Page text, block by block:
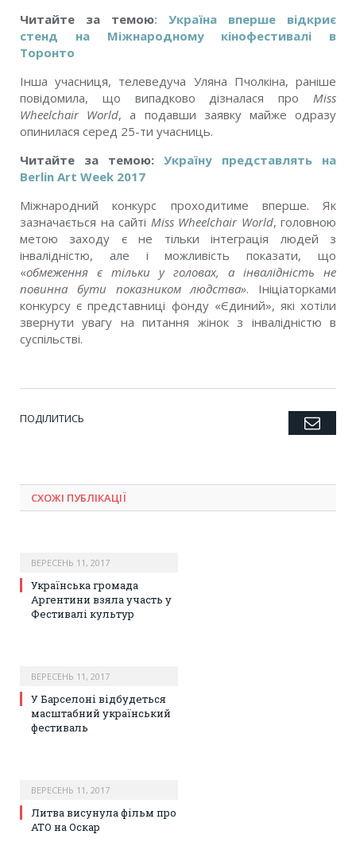
Читайте за темою: Україна вперше відкриє
стенд на Міжнародному кінофестивалі в
Торонто
Інша учасниця, телеведуча Уляна Пчолкіна, раніше
повідомила, що випадково дізналася про Miss
Wheelchair World, а подавши заявку майже одразу
опинилася серед 25-ти учасниць.
Читайте за темою: Україну представлять на
Berlin Art Week 2017
Міжнародний конкурс проходитиме вперше. Як
зазначається на сайті Miss Wheelchair World, головною
метою заходу є не тільки інтеграція людей з
інвалідністю, але і можливість показати, що
«обмеження є тільки у головах, а інвалідність не
повинна бути показником людства». Ініціаторками
конкурсу є представниці фонду «Єдиний», які хотіли
звернути увагу на питання жінок з інвалідністю в
суспільстві.
ПОДІЛИТИСЬ Twitter
Facebook
Google+
Pinterest
LinkedIn
Tumblr
СХОЖІ ПУБЛІКАЦІЇ
ВЕРЕСЕНЬ 11, 2017
Українська громада
Аргентини взяла участь у
Фестивалі культур
ВЕРЕСЕНЬ 11, 2017
У Барселоні відбудеться
масштабний український
фестиваль
ВЕРЕСЕНЬ 11, 2017
Литва висунула фільм про
АТО на Оскар